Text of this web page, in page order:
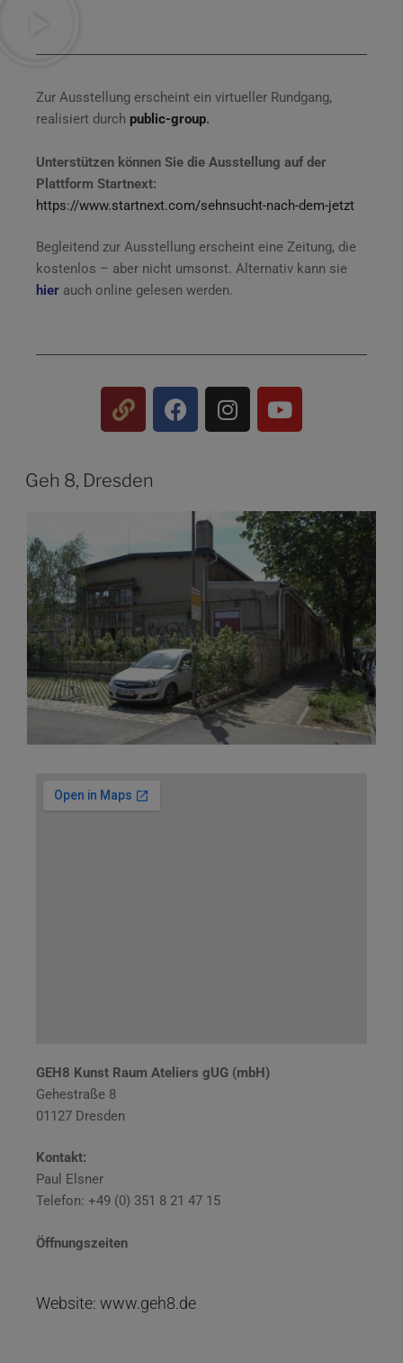
Zur Ausstellung erscheint ein virtueller Rundgang,
realisiert durch public-group.
Unterstützen können Sie die Ausstellung auf der
Plattform Startnext:
https://www.startnext.com/sehnsucht-nach-dem-jetzt
Begleitend zur Ausstellung erscheint eine Zeitung, die
kostenlos – aber nicht umsonst. Alternativ kann sie
hier auch online gelesen werden.
Geh 8, Dresden
GEH8 Kunst Raum Ateliers gUG (mbH)
Gehestraße 8
01127 Dresden
Kontakt:
Paul Elsner
Telefon: +49 (0) 351 8 21 47 15
Öffnungszeiten
Website: www.geh8.de